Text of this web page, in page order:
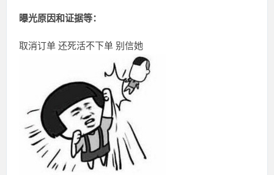
曝光原因和证据等：
取消订单 还死活不下单 别信她